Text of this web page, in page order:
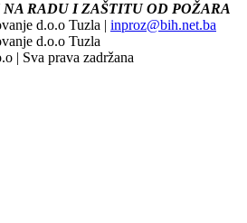
RADU I ZAŠTITU OD POŽARA
d.o.o Tuzla | inproz@bih.net.ba
d.o.o Tuzla
| Sva prava zadržana